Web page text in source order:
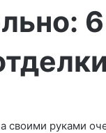
своими руками